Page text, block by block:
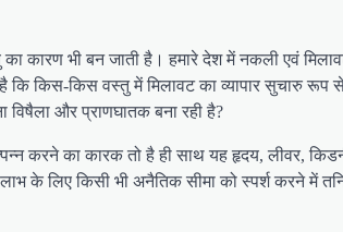
कारण भी बन जाती है। हमारे देश में नकली एवं
कि किस-किस वस्तु में मिलावट का व्यापार सुचारु रूप
विषैला और प्राणघातक बना रही है?
करने का कारक तो है ही साथ यह हृदय, लीवर,
के लिए किसी भी अनैतिक सीमा को स्पर्श करने में